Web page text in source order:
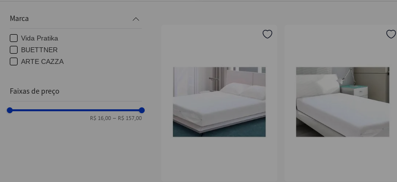
Marca
Vida Pratika
BUETTNER
ARTE CAZZA
Faixas de preço
R$ 16,00 – R$ 157,00